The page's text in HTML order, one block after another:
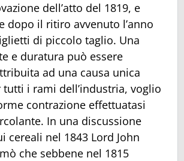
dell’atto del 1819, e
dopo il ritiro avvenuto l’anno
di piccolo taglio. Una
e duratura può essere
ad una causa unica
tutti i rami dell’industria, voglio
contrazione effettuatasi
In una discussione
cereali nel 1843 Lord John
che sebbene nel 1815